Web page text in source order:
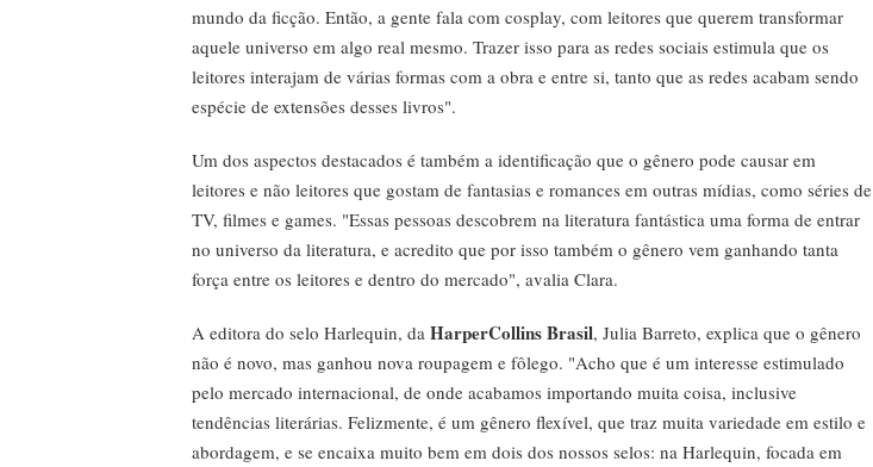
mundo da ficção. Então, a gente fala com cosplay, com leitores que querem transformar
aquele universo em algo real mesmo. Trazer isso para as redes sociais estimula que os
leitores interajam de várias formas com a obra e entre si, tanto que as redes acabam sendo
espécie de extensões desses livros".
Um dos aspectos destacados é também a identificação que o gênero pode causar em
leitores e não leitores que gostam de fantasias e romances em outras mídias, como séries de
TV, filmes e games. "Essas pessoas descobrem na literatura fantástica uma forma de entrar
no universo da literatura, e acredito que por isso também o gênero vem ganhando tanta
força entre os leitores e dentro do mercado", avalia Clara.
A editora do selo Harlequin, da HarperCollins Brasil, Julia Barreto, explica que o gênero
não é novo, mas ganhou nova roupagem e fôlego. "Acho que é um interesse estimulado
pelo mercado internacional, de onde acabamos importando muita coisa, inclusive
tendências literárias. Felizmente, é um gênero flexível, que traz muita variedade em estilo e
abordagem, e se encaixa muito bem em dois dos nossos selos: na Harlequin, focada em